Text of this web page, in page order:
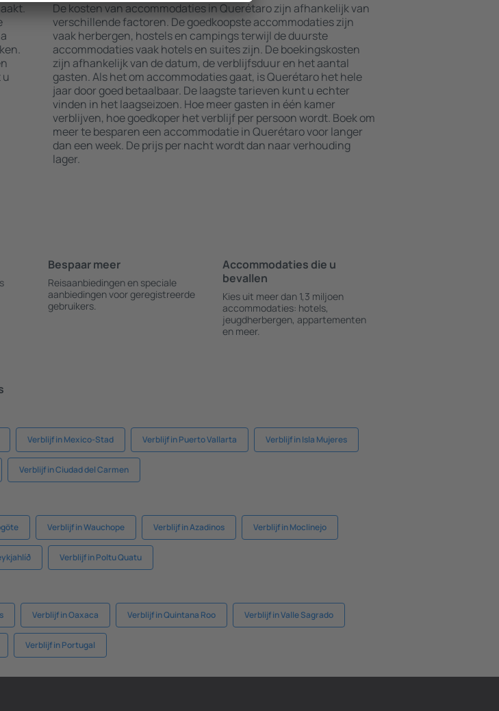
u
De kosten van accommodaties in Querétaro zijn afhankelijk van
verschillende factoren. De goedkoopste accommodaties zijn
vaak herbergen, hostels en campings terwijl de duurste
accommodaties vaak hotels en suites zijn. De boekingskosten
zijn afhankelijk van de datum, de verblijfsduur en het aantal
gasten. Als het om accommodaties gaat, is Querétaro het hele
jaar door goed betaalbaar. De laagste tarieven kunt u echter
vinden in het laagseizoen. Hoe meer gasten in één kamer
verblijven, hoe goedkoper het verblijf per persoon wordt. Boek om
meer te besparen een accommodatie in Querétaro voor langer
dan een week. De prijs per nacht wordt dan naar verhouding
lager.
Bespaar meer
Reisaanbiedingen en speciale
aanbiedingen voor geregistreerde
gebruikers.
Accommodaties die u
bevallen
Kies uit meer dan 1,3 miljoen
accommodaties: hotels,
jeugdherbergen, appartementen
en meer.
Verblijf in Mexico-Stad Verblijf in Puerto Vallarta Verblijf in Isla Mujeres
Verblijf in Ciudad del Carmen
Verblijf in Wauchope Verblijf in Azadinos Verblijf in Moclinejo
Verblijf in Poltu Quatu
Verblijf in Oaxaca Verblijf in Quintana Roo Verblijf in Valle Sagrado
Verblijf in Portugal